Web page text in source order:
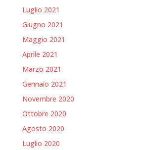
Luglio 2021
Giugno 2021
Maggio 2021
Aprile 2021
Marzo 2021
Gennaio 2021
Novembre 2020
Ottobre 2020
Agosto 2020
Luglio 2020